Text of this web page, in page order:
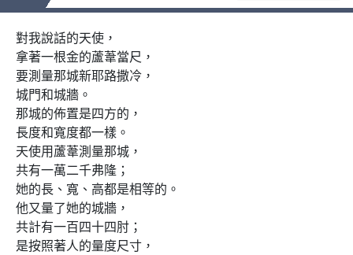
對我說話的天使，
拿著一根金的蘆葦當尺，
要測量那城新耶路撒冷，
城門和城牆。
那城的佈置是四方的，
長度和寬度都一樣。
天使用蘆葦測量那城，
共有一萬二千弗隆；
她的長、寬、高都是相等的。
他又量了她的城牆，
共計有一百四十四肘；
是按照著人的量度尺寸，